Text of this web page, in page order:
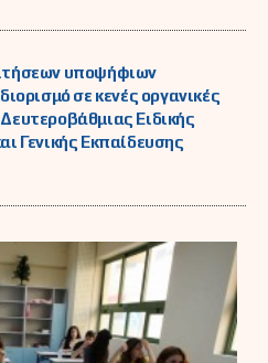
υποψήφιων
σε κενές οργανικές
Ειδικής
Γενικής Εκπαίδευσης